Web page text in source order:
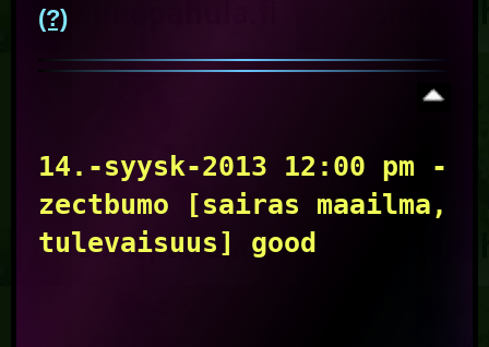
(?)
14.-syysk-2013 12:00 pm -
zectbumo [sairas maailma,
tulevaisuus] good